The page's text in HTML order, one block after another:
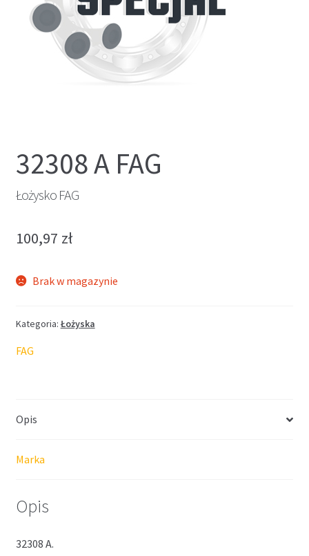
32308 A FAG
Łożysko FAG
100,97 zł
Brak w magazynie
Kategoria: Łożyska
FAG
Opis
Marka
Opis
32308 A.